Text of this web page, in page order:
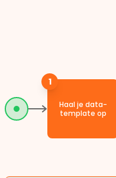
1
Haal je data-
template op